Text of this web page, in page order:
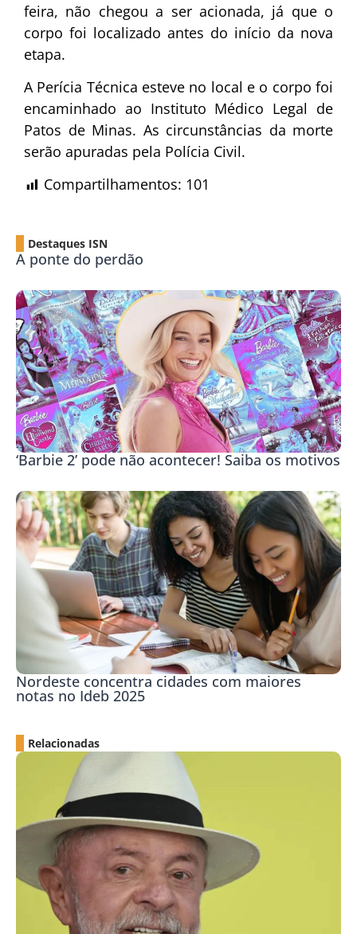
feira, não chegou a ser acionada, já que o
corpo foi localizado antes do início da nova
etapa.
A Perícia Técnica esteve no local e o corpo foi
encaminhado ao Instituto Médico Legal de
Patos de Minas. As circunstâncias da morte
serão apuradas pela Polícia Civil.
Compartilhamentos: 101
Destaques ISN
A ponte do perdão
‘Barbie 2’ pode não acontecer! Saiba os motivos
Nordeste concentra cidades com maiores
notas no Ideb 2025
Relacionadas